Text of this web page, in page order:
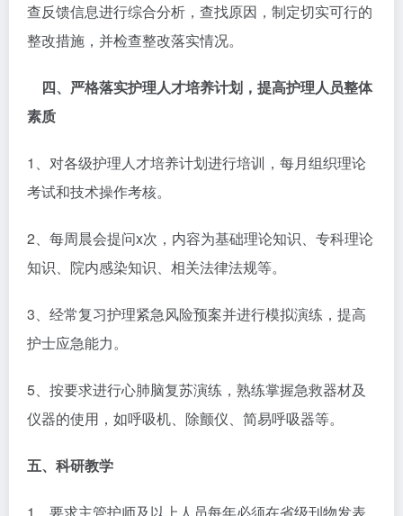
查反馈信息进行综合分析，查找原因，制定切实可行的
整改措施，并检查整改落实情况。
四、严格落实护理人才培养计划，提高护理人员整体
素质
1、对各级护理人才培养计划进行培训，每月组织理论
考试和技术操作考核。
2、每周晨会提问x次，内容为基础理论知识、专科理论
知识、院内感染知识、相关法律法规等。
3、经常复习护理紧急风险预案并进行模拟演练，提高
护士应急能力。
5、按要求进行心肺脑复苏演练，熟练掌握急救器材及
仪器的使用，如呼吸机、除颤仪、简易呼吸器等。
五、科研教学